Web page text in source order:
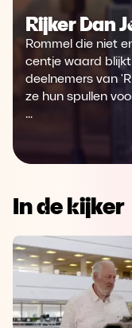
Opera
Rijker Dan
Rommel die niet
centje waard
deelnemers van
ze hun spullen
...
In de kijker